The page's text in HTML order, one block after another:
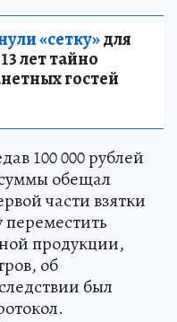
«сетку»для
лет тайно
гостей
100 000 рублей
обещал
части взятки
переместить
продукции,
об
был